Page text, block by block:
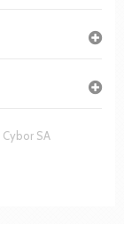
Cybor SA